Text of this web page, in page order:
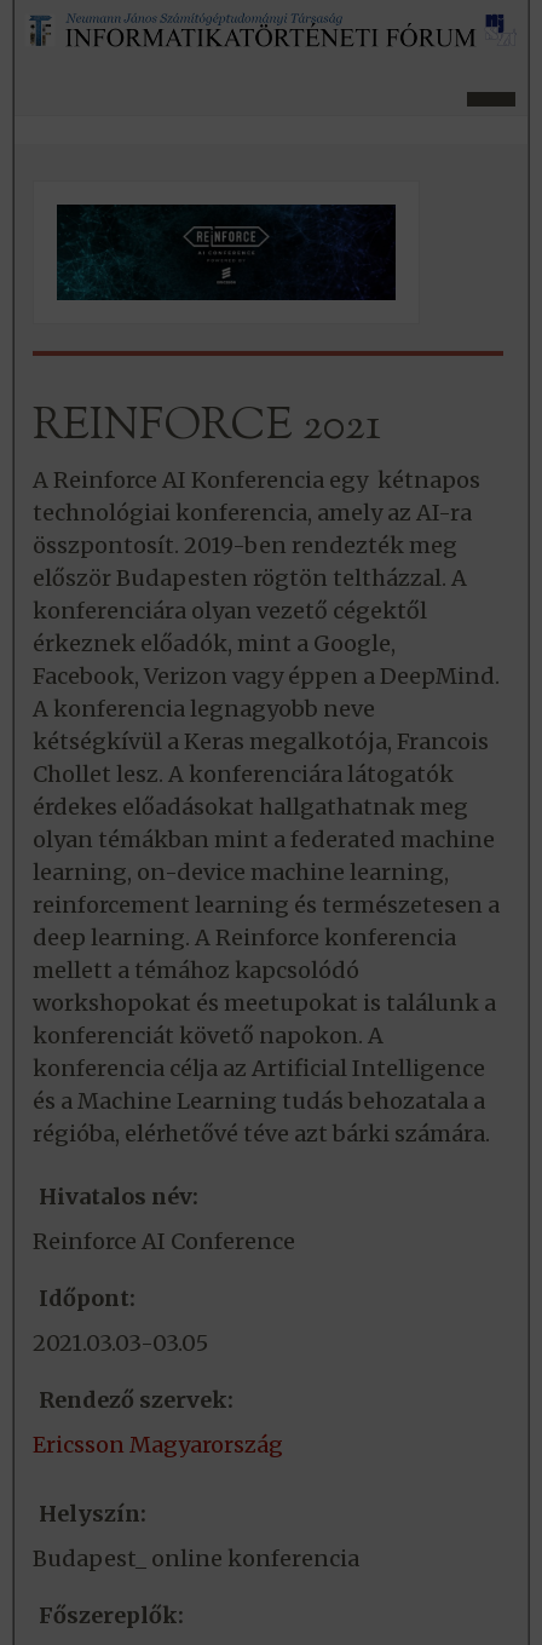
REINFORCE 2021
A Reinforce AI Konferencia egy kétnapos
technológiai konferencia, amely az AI-ra
összpontosít. 2019-ben rendezték meg
először Budapesten rögtön teltházzal. A
konferenciára olyan vezető cégektől
érkeznek előadók, mint a Google,
Facebook, Verizon vagy éppen a DeepMind.
A konferencia legnagyobb neve
kétségkívül a Keras megalkotója, Francois
Chollet lesz. A konferenciára látogatók
érdekes előadásokat hallgathatnak meg
olyan témákban mint a federated machine
learning, on-device machine learning,
reinforcement learning és természetesen a
deep learning. A Reinforce konferencia
mellett a témához kapcsolódó
workshopokat és meetupokat is találunk a
konferenciát követő napokon. A
konferencia célja az Artificial Intelligence
és a Machine Learning tudás behozatala a
régióba, elérhetővé téve azt bárki számára.
Hivatalos név:
Reinforce AI Conference
Időpont:
2021.03.03-03.05
Rendező szervek:
Ericsson Magyarország
Helyszín:
Budapest_ online konferencia
Főszereplők: